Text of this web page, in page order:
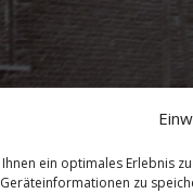
Ihnen ein optimales Erlebnis
zu